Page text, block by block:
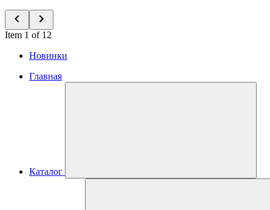
Item 1 of 12
Новинки
Главная
Каталог